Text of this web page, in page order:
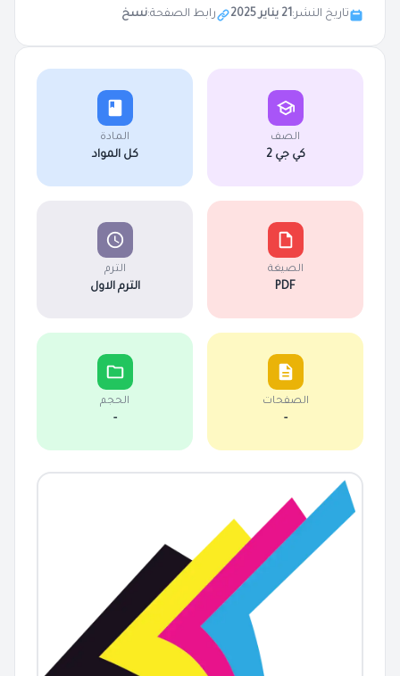
تاريخ النشر:21 يناير 2025 رابط الصفحة:نسخ
الصف
كي جي 2
المادة
كل المواد
الصيغة
PDF
الترم
الترم الاول
الصفحات
-
الحجم
-